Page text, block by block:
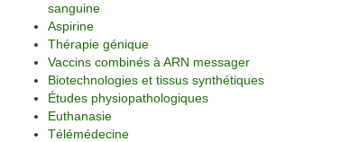
sanguine
Aspirine
Thérapie génique
Vaccins combinés à ARN messager
Biotechnologies et tissus synthétiques
Études physiopathologiques
Euthanasie
Télémédecine